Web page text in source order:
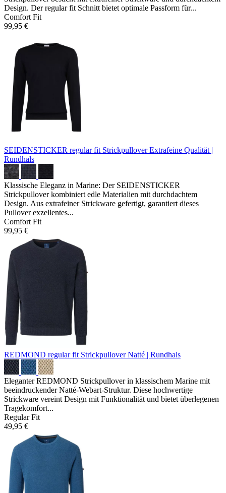
Design. Der regular fit Schnitt bietet optimale Passform für...
Comfort Fit
99,95 €
SEIDENSTICKER regular fit StrickpulloverExtrafeine Qualität |
Rundhals
Klassische Eleganz in Marine: Der SEIDENSTICKER
Strickpullover kombiniert edle Materialien mit durchdachtem
Design. Aus extrafeiner Strickware gefertigt, garantiert dieses
Pullover exzellentes...
Comfort Fit
99,95 €
REDMOND regular fit StrickpulloverNatté | Rundhals
Eleganter REDMOND Strickpullover in klassischem Marine mit
beeindruckender Natté-Webart-Struktur. Diese hochwertige
Strickware vereint Design mit Funktionalität und bietet überlegenen
Tragekomfort...
Regular Fit
49,95 €